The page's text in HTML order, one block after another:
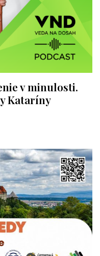
v minulosti.
Kataríny